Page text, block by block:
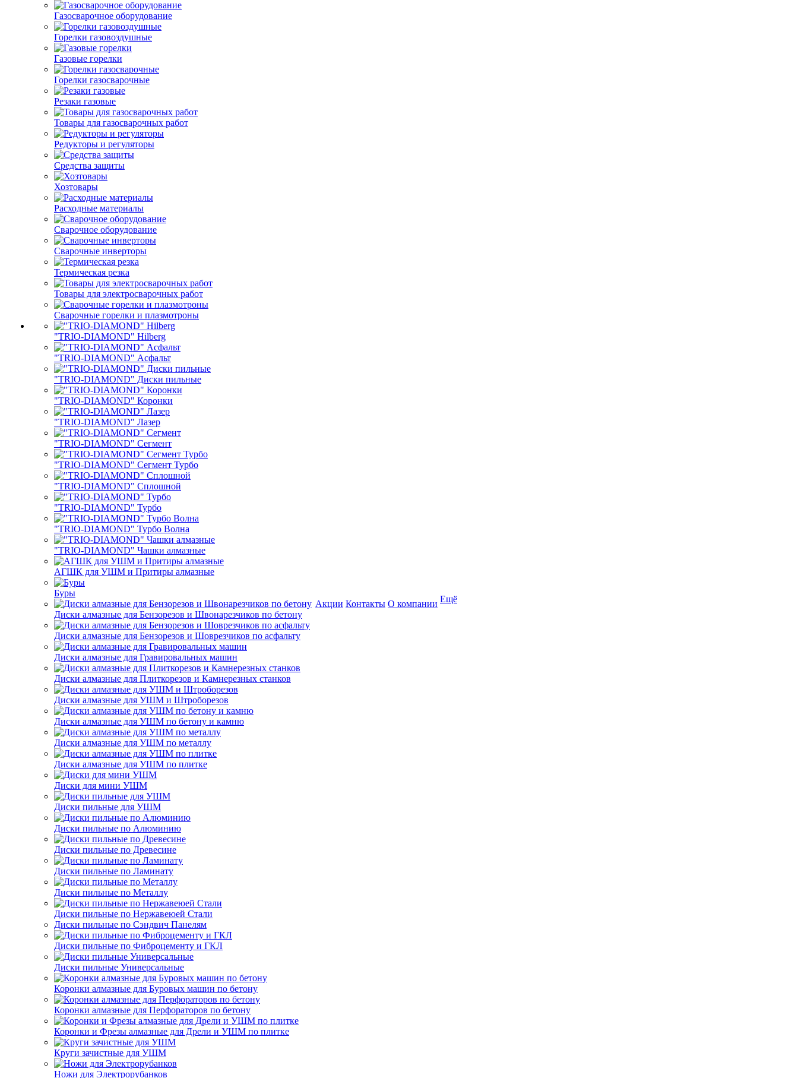
Газосварочное оборудование
Горелки газовоздушные
Газовые горелки
Горелки газосварочные
Резаки газовые
Товары для газосварочных работ
Редукторы и регуляторы
Средства защиты
Хозтовары
Расходные материалы
Сварочное оборудование
Сварочные инверторы
Термическая резка
Товары для электросварочных работ
Сварочные горелки и плазмотроны
"TRIO-DIAMOND" Hilberg
"TRIO-DIAMOND" Асфальт
"TRIO-DIAMOND" Диски пильные
"TRIO-DIAMOND" Коронки
"TRIO-DIAMOND" Лазер
"TRIO-DIAMOND" Сегмент
"TRIO-DIAMOND" Сегмент Турбо
"TRIO-DIAMOND" Сплошной
"TRIO-DIAMOND" Турбо
"TRIO-DIAMOND" Турбо Волна
"TRIO-DIAMOND" Чашки алмазные
АГШК для УШМ и Притиры алмазные
Буры
Диски алмазные для Бензорезов и Швонарезчиков по бетону
Диски алмазные для Бензорезов и Шоврезчиков по асфальту
Диски алмазные для Гравировальных машин
Диски алмазные для Плиткорезов и Камнерезных станков
Диски алмазные для УШМ и Штроборезов
Диски алмазные для УШМ по бетону и камню
Диски алмазные для УШМ по металлу
Диски алмазные для УШМ по плитке
Диски для мини УШМ
Диски пильные для УШМ
Диски пильные по Алюминию
Диски пильные по Древесине
Диски пильные по Ламинату
Диски пильные по Металлу
Диски пильные по Нержавеюей Стали
Диски пильные по Сэндвич Панелям
Диски пильные по Фиброцементу и ГКЛ
Диски пильные Универсальные
Коронки алмазные для Буровых машин по бетону
Коронки алмазные для Перфораторов по бетону
Коронки и Фрезы алмазные для Дрели и УШМ по плитке
Круги зачистные для УШМ
Ножи для Электрорубанков
Акции Контакты О компании Ещё